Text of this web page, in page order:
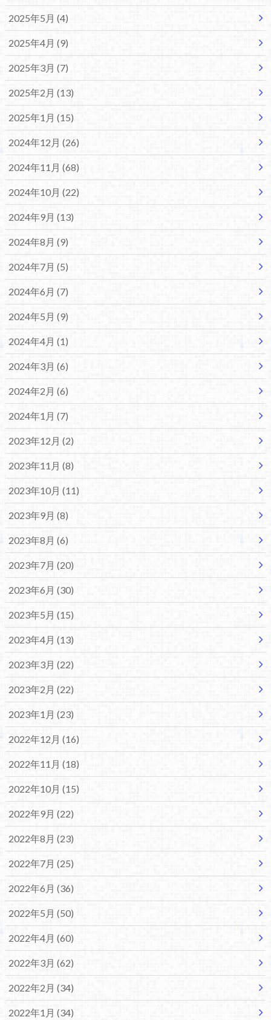
2025年5月 (4)
2025年4月 (9)
2025年3月 (7)
2025年2月 (13)
2025年1月 (15)
2024年12月 (26)
2024年11月 (68)
2024年10月 (22)
2024年9月 (13)
2024年8月 (9)
2024年7月 (5)
2024年6月 (7)
2024年5月 (9)
2024年4月 (1)
2024年3月 (6)
2024年2月 (6)
2024年1月 (7)
2023年12月 (2)
2023年11月 (8)
2023年10月 (11)
2023年9月 (8)
2023年8月 (6)
2023年7月 (20)
2023年6月 (30)
2023年5月 (15)
2023年4月 (13)
2023年3月 (22)
2023年2月 (22)
2023年1月 (23)
2022年12月 (16)
2022年11月 (18)
2022年10月 (15)
2022年9月 (22)
2022年8月 (23)
2022年7月 (25)
2022年6月 (36)
2022年5月 (50)
2022年4月 (60)
2022年3月 (62)
2022年2月 (34)
2022年1月 (34)